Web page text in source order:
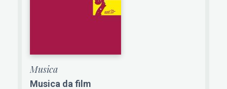
Musica
Musica da film